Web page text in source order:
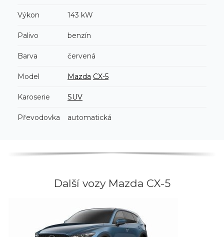
Výkon 143 kW
Palivo benzín
Barva červená
Model Mazda CX-5
Karoserie SUV
Převodovka automatická
Další vozy Mazda CX-5